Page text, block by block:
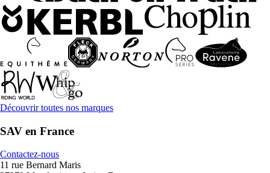
Découvrir toutes nos marques
SAV en France
Contactez-nous
11 rue Bernard Maris